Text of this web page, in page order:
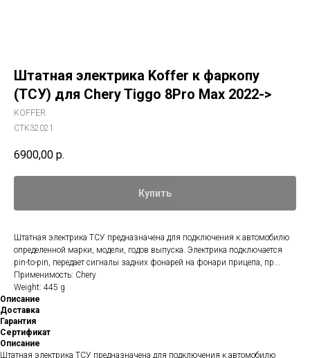
Штатная электрика Koffer к фаркопу
(ТСУ) для Chery Tiggo 8Pro Max 2022->
KOFFER
CTK32021
6900,00 р.
Купить
Штатная электрика ТСУ предназначена для подключения к автомобилю
определенной марки, модели, годов выпуска. Электрика подключается
pin-to-pin, передает сигналы задних фонарей на фонари прицепа, пр...
Применимость: Chery
Weight: 445 g
Описание
Доставка
Гарантия
Сертификат
Описание
Штатная электрика ТСУ предназначена для подключения к автомобилю